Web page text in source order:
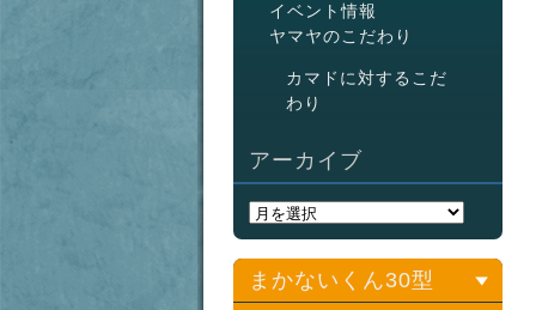
イベント情報
ヤマヤのこだわり
カマドに対するこだ
わり
アーカイブ
まかないくん30型